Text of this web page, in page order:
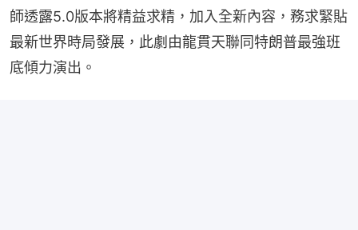
師透露5.0版本將精益求精，加入全新內容，務求緊貼
最新世界時局發展，此劇由龍貫天聯同特朗普最強班
底傾力演出。